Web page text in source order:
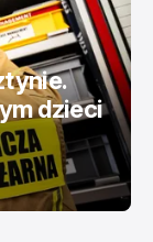
dzieci